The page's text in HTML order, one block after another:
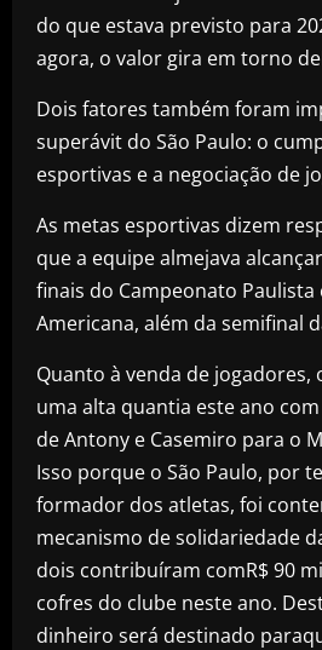
do que estava previsto para
agora, o valor gira em torno
Dois fatores também foram
superávit do São Paulo: o
esportivas e a negociação de
As metas esportivas dizem
que a equipe almejava
finais do Campeonato Paulista
Americana, além da semifinal
Quanto à venda de jogadores,
uma alta quantia este ano
de Antony e Casemiro para o
Isso porque o São Paulo, por
formador dos atletas, foi
mecanismo de solidariedade
dois contribuíram comR$ 90
cofres do clube neste ano.
dinheiro será destinado